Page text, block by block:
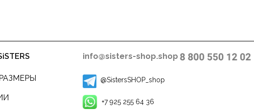
info@sisters-shop.shop
@SistersSHOP_shop
+7 925 255 64 36